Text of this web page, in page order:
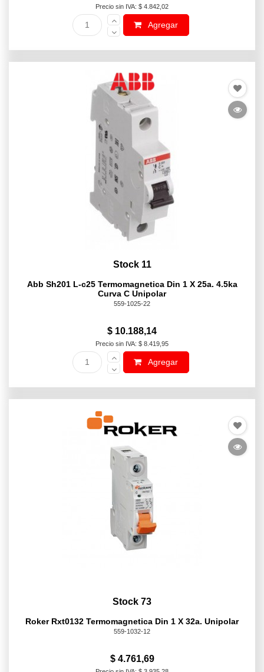
Precio sin IVA: $ 4.842,02
Agregar
Stock 11
Abb Sh201 L-c25 Termomagnetica Din 1 X 25a. 4.5ka
Curva C Unipolar
559-1025-22
$ 10.188,14
Precio sin IVA: $ 8.419,95
Agregar
Stock 73
Roker Rxt0132 Termomagnetica Din 1 X 32a. Unipolar
559-1032-12
$ 4.761,69